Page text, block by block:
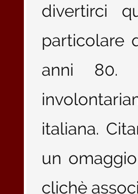
divertirci
particolare
anni 80.
italiana.
un
clichè